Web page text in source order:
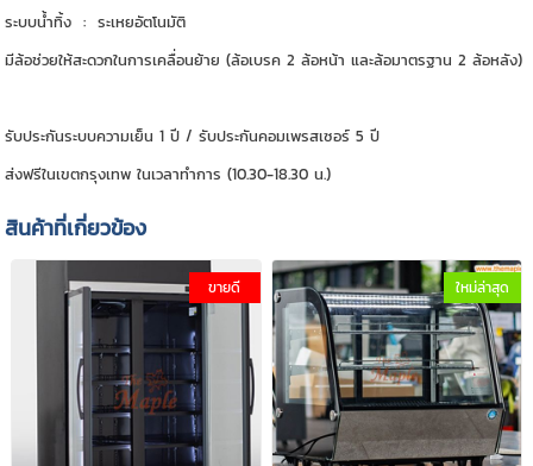
ระบบน้ำทิ้ง : ระเหยอัตโนมัติ
มีล้อช่วยให้สะดวกในการเคลื่อนย้าย (ล้อเบรค 2 ล้อหน้า และล้อมาตรฐาน 2 ล้อหลัง)
รับประกันระบบความเย็น 1 ปี / รับประกันคอมเพรสเซอร์ 5 ปี
ส่งฟรีในเขตกรุงเทพ ในเวลาทำการ (10.30-18.30 น.)
สินค้าที่เกี่ยวข้อง
ขายดี ใหม่ล่าสุด